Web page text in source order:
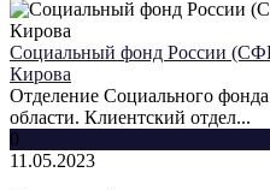
Социальный фонд России
Кирова
Отделение Социального
области. Клиентский отдел...
0
11.05.2023